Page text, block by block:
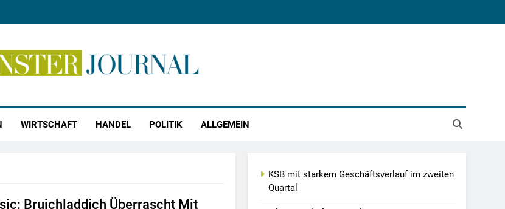
WIRTSCHAFT HANDEL POLITIK ALLGEMEIN
Bruichladdich Überrascht Mit
KSB mit starkem Geschäftsverlauf im zweiten
Quartal